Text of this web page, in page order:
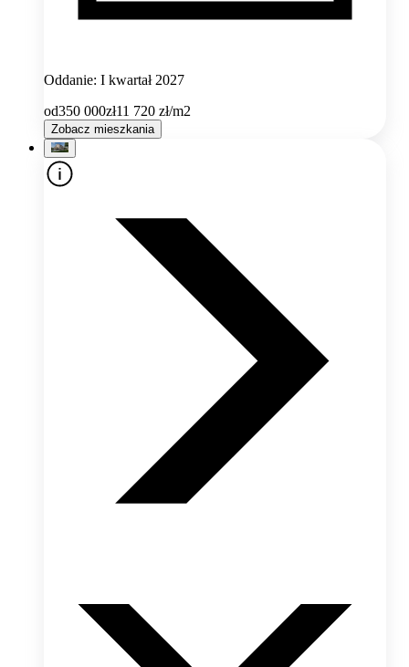
Oddanie: I kwartał 2027
od350 000zł11 720 zł/m2
Zobacz mieszkania